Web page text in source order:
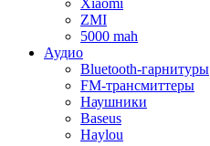
ZMI
5000 mah
Аудио
Bluetooth-гарнитуры
FM-трансмиттеры
Наушники
Baseus
Haylou